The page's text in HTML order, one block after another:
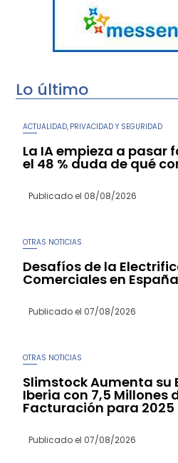
Lo último
ACTUALIDAD PRIVACIDAD Y SEGURIDAD
La IA empieza a pasar
el 48 % duda de qué
Publicado el 08/08/2026
OTRAS NOTICIAS
Desafíos de la
Comerciales en España
Publicado el 07/08/2026
OTRAS NOTICIAS
Slimstock Aumenta su
Iberia con 7,5 Millones
Facturación para 2025
Publicado el 07/08/2026